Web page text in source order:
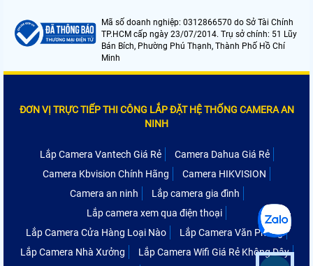
Mã số doanh nghiệp: 0312866570 do Sở Tài Chính
TP.HCM cấp ngày 23/07/2014. Trụ sở chính: 51 Lũy
Bán Bích, Phường Phú Thạnh, Thành Phố Hồ Chí
Minh
ĐƠN VỊ TRỰC TIẾP THI CÔNG LẮP ĐẶT HỆ THỐNG CAMERA AN
NINH
Lắp Camera Vantech Giá Rẻ
Camera Dahua Giá Rẻ
Camera Kbvision Chính Hãng
Camera HIKVISION
Camera an ninh
Lắp camera gia đình
Lắp camera xem qua điện thoại
Lắp Camera Cửa Hàng Loại Nào
Lắp Camera Văn Phòng
Lắp Camera Nhà Xưởng
Lắp Camera Wifi Giá Rẻ Không Dây